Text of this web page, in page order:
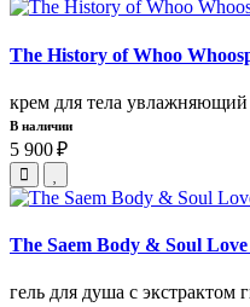
The History of Whoo
крем для тела увлажняющий
В наличии
5 900 ₽
The Saem Body & Soul
гель для душа с экстрактом